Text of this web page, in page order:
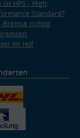
ist HPS - High
Standard?
Bremse richtig
im Hof